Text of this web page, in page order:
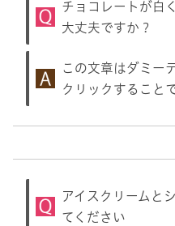
チョコレートが白
大丈夫ですか？
この文章はダミー
クリックすること
アイスクリームと
てください